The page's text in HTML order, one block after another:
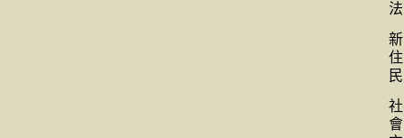
法
新
住
民
社
會